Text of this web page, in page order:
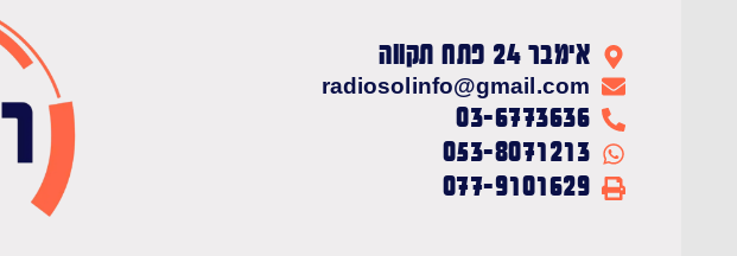
אימבר 24 פתח תקווה
radiosolinfo@gmail.com
03-6773636
053-8071213
077-9101629